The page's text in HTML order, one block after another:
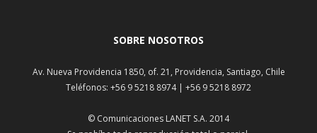
SOBRE NOSOTROS
Av. Nueva Providencia 1850, of. 21, Providencia, Santiago, Chile
Teléfonos: +56 9 5218 8974 | +56 9 5218 8972
© Comunicaciones LANET S.A. 2014